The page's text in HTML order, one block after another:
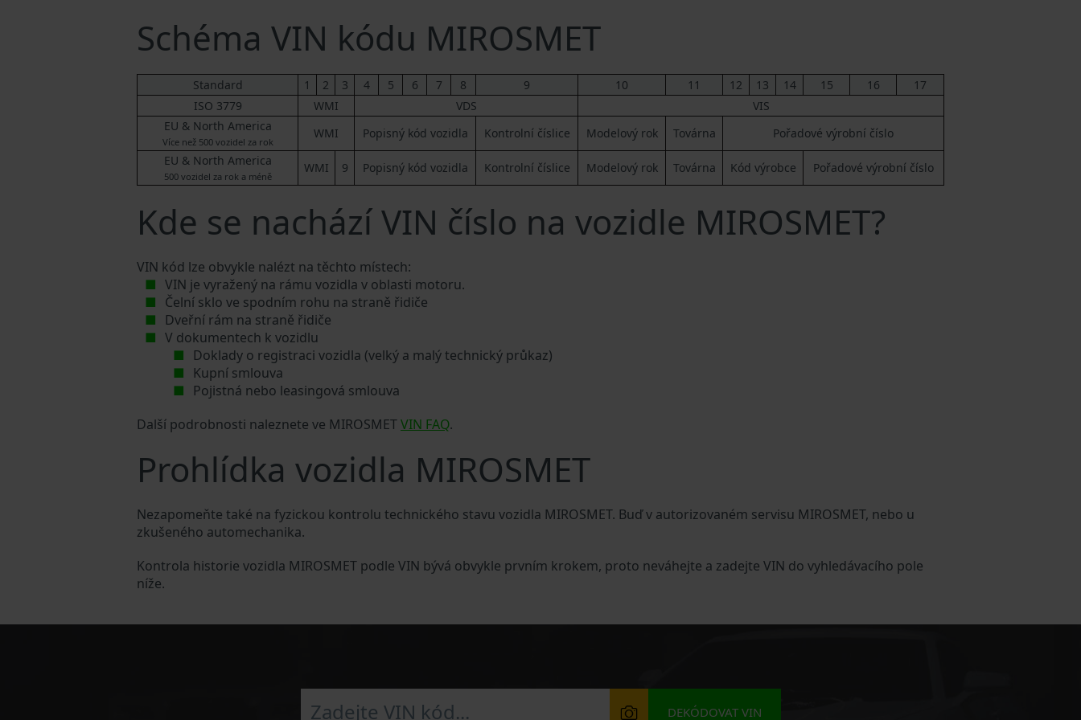
Schéma VIN kódu MIROSMET
Standard 1 2 3 4 5 6 7 8 9 10 11 12 13 14 15 16
17
ISO 3779
WMI VDS
VIS
EU & North America
Více než 500 vozidel za rok
WMI Popisný kód vozidla Kontrolní číslice Modelový rok Továrna
Pořadové výrobní číslo
EU & North America
500 vozidel za rok a méně
WMI 9 Popisný kód vozidla Kontrolní číslice Modelový rok Továrna Kód výrobce Pořadové výrobní číslo
Kde se nachází VIN číslo na vozidle MIROSMET?
VIN kód lze obvykle nalézt na těchto místech:
VIN je vyražený na rámu vozidla v oblasti motoru.
Čelní sklo ve spodním rohu na straně řidiče
Dveřní rám na straně řidiče
V dokumentech k vozidlu
Doklady o registraci vozidla (velký a malý technický průkaz)
Kupní smlouva
Pojistná nebo leasingová smlouva
Další podrobnosti naleznete ve MIROSMETVIN FAQ.
Prohlídka vozidla MIROSMET
Nezapomeňte také na fyzickou kontrolu technického stavu vozidla MIROSMET. Buď v autorizovaném servisu MIROSMET, nebo u
zkušeného automechanika.
Kontrola historie vozidla MIROSMET podle VIN bývá obvykle prvním krokem, proto neváhejte a zadejte VIN do vyhledávacího pole
níže.
DEKÓDOVAT VIN